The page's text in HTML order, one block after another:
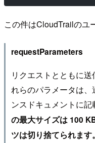
この件はCloudTrailのユ
requestParameters
リクエストとともに
れらのパラメータは、
ンスドキュメントに記
の最大サイズは 100
ツは切り捨てられます。